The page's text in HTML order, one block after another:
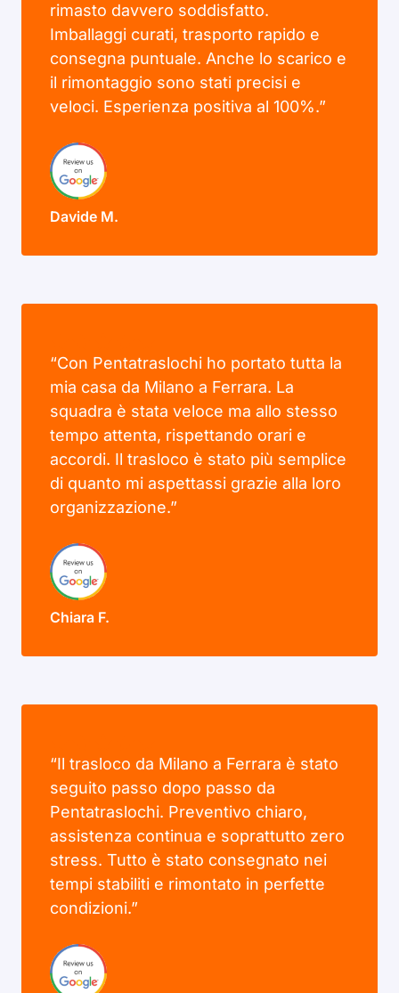
rimasto davvero soddisfatto.
Imballaggi curati, trasporto rapido e
consegna puntuale. Anche lo scarico e
il rimontaggio sono stati precisi e
veloci. Esperienza positiva al 100%.”
Davide M.
“Con Pentatraslochi ho portato tutta la
mia casa da Milano a Ferrara. La
squadra è stata veloce ma allo stesso
tempo attenta, rispettando orari e
accordi. Il trasloco è stato più semplice
di quanto mi aspettassi grazie alla loro
organizzazione.”
Chiara F.
“Il trasloco da Milano a Ferrara è stato
seguito passo dopo passo da
Pentatraslochi. Preventivo chiaro,
assistenza continua e soprattutto zero
stress. Tutto è stato consegnato nei
tempi stabiliti e rimontato in perfette
condizioni.”